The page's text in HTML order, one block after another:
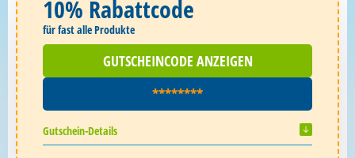
10% Rabattcode
für fast alle Produkte
GUTSCHEINCODE ANZEIGEN
********
Gutschein-Details